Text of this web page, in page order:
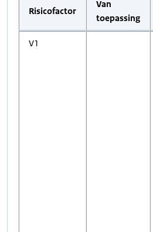
Risicofactor
Van
toepassing
V1